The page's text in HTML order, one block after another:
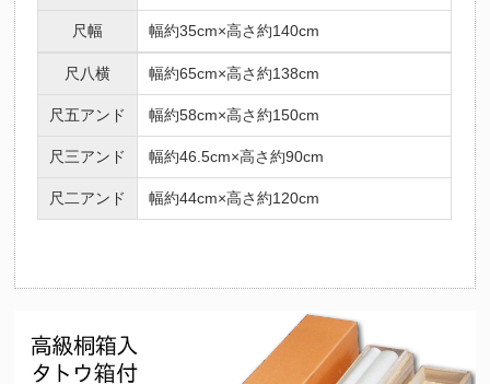
尺幅 幅約35cm×高さ約140cm
尺八横 幅約65cm×高さ約138cm
尺五アンド 幅約58cm×高さ約150cm
尺三アンド 幅約46.5cm×高さ約90cm
尺二アンド 幅約44cm×高さ約120cm